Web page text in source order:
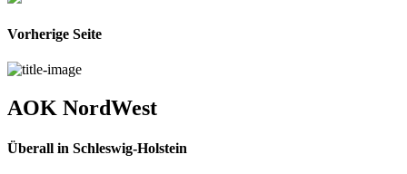
Vorherige Seite
AOK NordWest
Überall in Schleswig-Holstein